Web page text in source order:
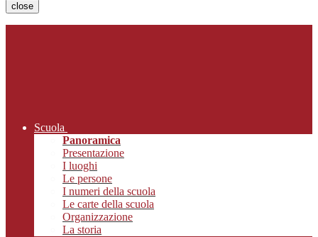
close
Scuola
Panoramica
Presentazione
I luoghi
Le persone
I numeri della scuola
Le carte della scuola
Organizzazione
La storia